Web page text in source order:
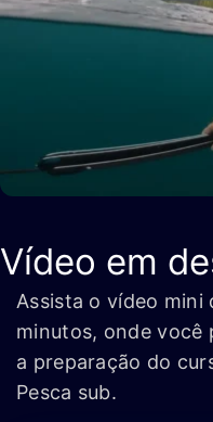
Vídeo em
Assista o vídeo
minutos, onde você
a preparação do
Pesca sub.